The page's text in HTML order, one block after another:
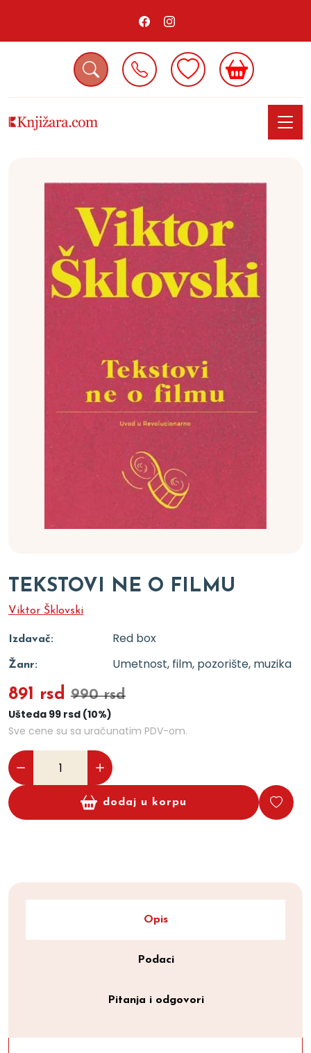
TEKSTOVI NE O FILMU
Viktor Šklovski
Izdavač: Red box
Žanr: Umetnost, film, pozorište, muzika
891 rsd 990 rsd
Ušteda 99 rsd (10%)
Sve cene su sa uračunatim PDV-om.
dodaj u korpu
Opis
Podaci
Pitanja i odgovori